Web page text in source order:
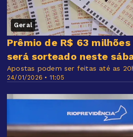
Geral
24/01/2026 • 11:05
Prêmio de R$ 63
será sorteado neste
Apostas podem ser feitas até as